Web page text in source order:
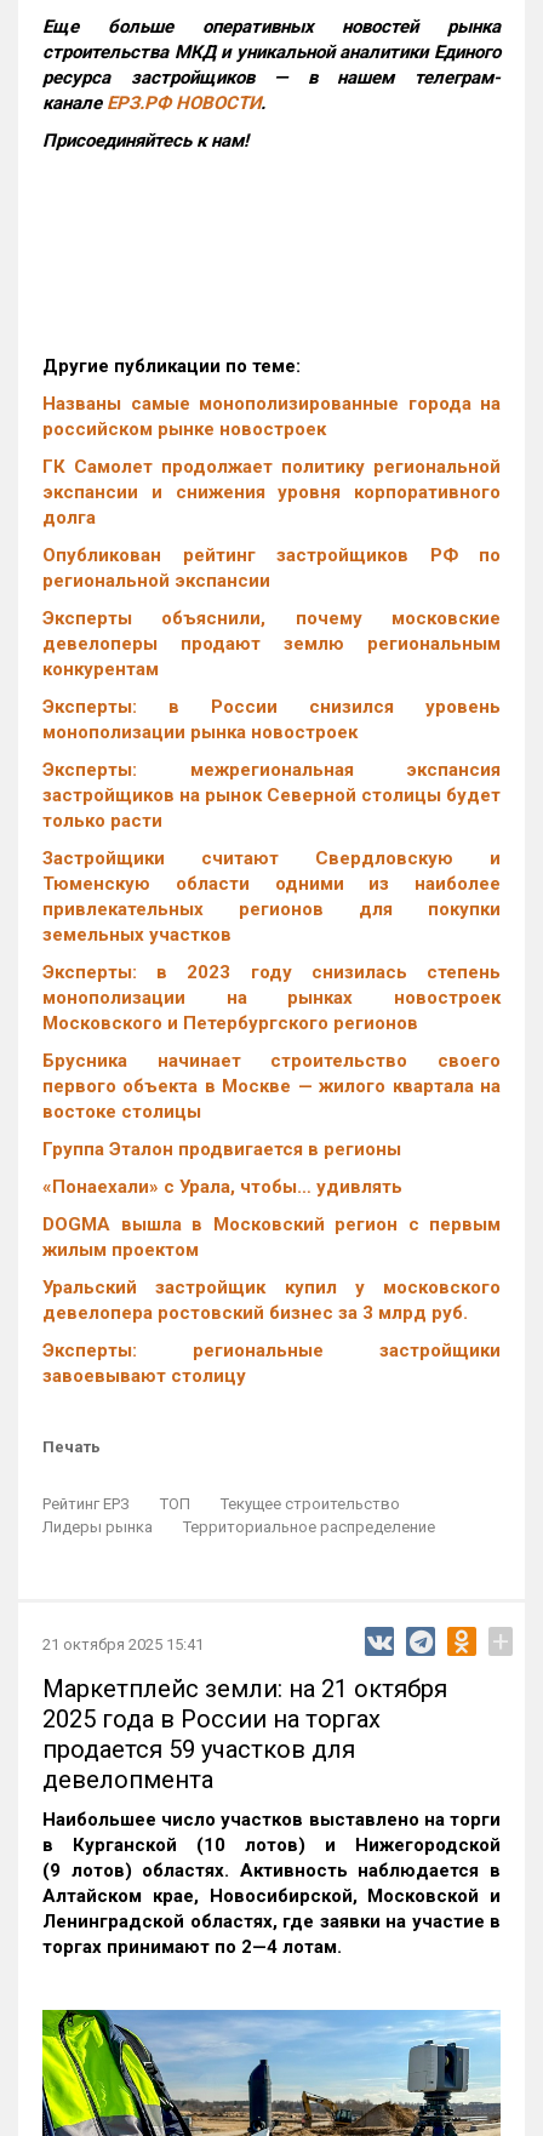
Еще больше оперативных новостей рынка
строительства МКД и уникальной аналитики Единого
ресурса застройщиков — в нашем телеграм-
канале ЕРЗ.РФ НОВОСТИ.
Присоединяйтесь к нам!
Другие публикации по теме:
Названы самые монополизированные города на
российском рынке новостроек
ГК Самолет продолжает политику региональной
экспансии и снижения уровня корпоративного
долга
Опубликован рейтинг застройщиков РФ по
региональной экспансии
Эксперты объяснили, почему московские
девелоперы продают землю региональным
конкурентам
Эксперты: в России снизился уровень
монополизации рынка новостроек
Эксперты: межрегиональная экспансия
застройщиков на рынок Северной столицы будет
только расти
Застройщики считают Свердловскую и
Тюменскую области одними из наиболее
привлекательных регионов для покупки
земельных участков
Эксперты: в 2023 году снизилась степень
монополизации на рынках новостроек
Московского и Петербургского регионов
Брусника начинает строительство своего
первого объекта в Москве — жилого квартала на
востоке столицы
Группа Эталон продвигается в регионы
«Понаехали» с Урала, чтобы… удивлять
DOGMA вышла в Московский регион с первым
жилым проектом
Уральский застройщик купил у московского
девелопера ростовский бизнес за 3 млрд руб.
Эксперты: региональные застройщики
завоевывают столицу
Печать
Рейтинг ЕРЗ ТОП
Текущее строительство
Лидеры рынка
Территориальное распределение
21 октября 2025 15:41 +
Маркетплейс земли: на 21 октября
2025 года в России на торгах
продается 59 участков для
девелопмента
Наибольшее число участков выставлено на торги
в Курганской (10 лотов) и Нижегородской
(9 лотов) областях. Активность наблюдается в
Алтайском крае, Новосибирской, Московской и
Ленинградской областях, где заявки на участие в
торгах принимают по 2—4 лотам.